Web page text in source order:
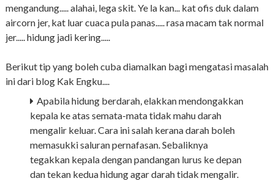
mengandung..... alahai, lega skit. Ye la kan... kat ofis duk dalam
aircorn jer, kat luar cuaca pula panas..... rasa macam tak normal
jer..... hidung jadi kering.....
Berikut tip yang boleh cuba diamalkan bagi mengatasi masalah
ini dari blog Kak Engku....
Apabila hidung berdarah, elakkan mendongakkan
kepala ke atas semata-mata tidak mahu darah
mengalir keluar. Cara ini salah kerana darah boleh
memasukki saluran pernafasan. Sebaliknya
tegakkan kepala dengan pandangan lurus ke depan
dan tekan kedua hidung agar darah tidak mengalir.